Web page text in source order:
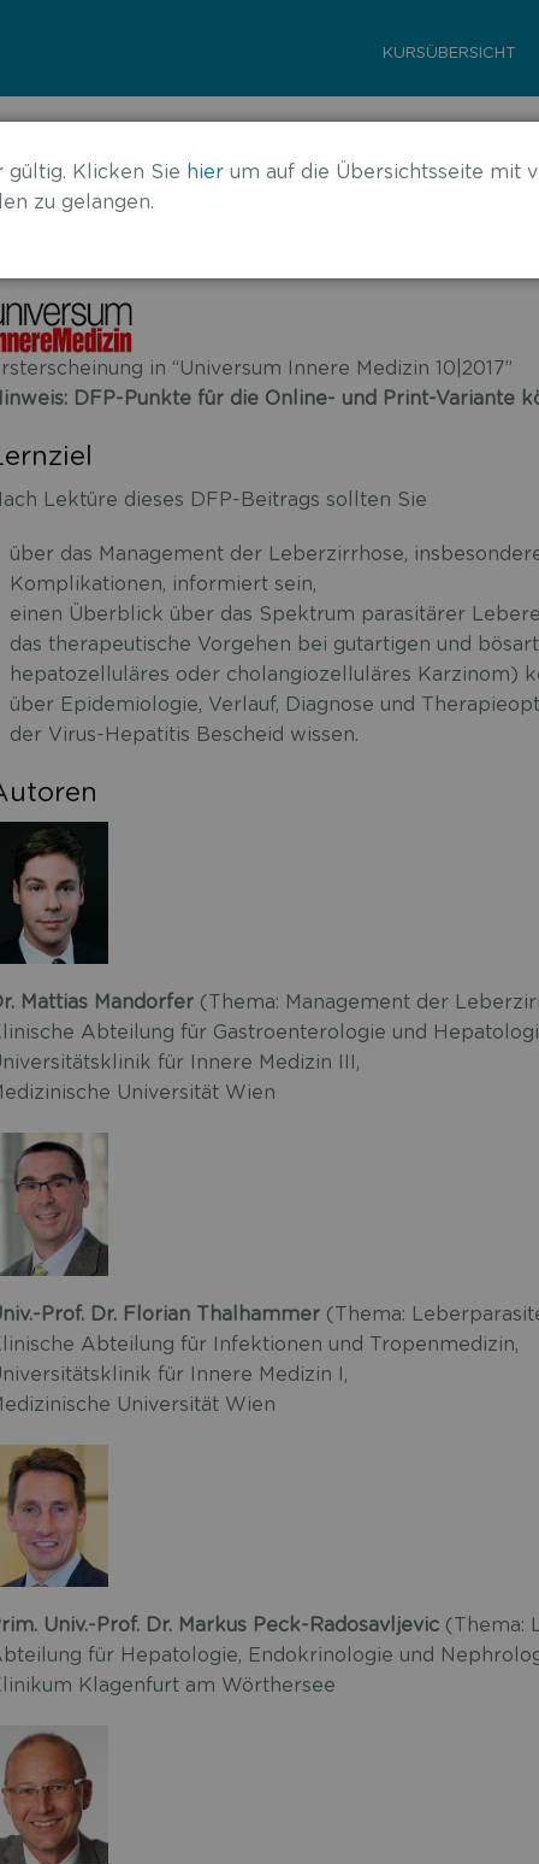
KURSÜBERSICHT
– Leber
in “Universum Innere Medizin 10|2017”
DFP-Punkte für die Online- und Print-Variante
Lektüre dieses DFP-Beitrags sollten Sie
über das Management der Leberzirrhose,
Komplikationen, informiert sein,
einen Überblick über das Spektrum parasitärer
das therapeutische Vorgehen bei gutartigen und
hepatozelluläres oder cholangiozelluläres Karzinom)
über Epidemiologie, Verlauf, Diagnose und
der Virus-Hepatitis Bescheid wissen.
Mattias Mandorfer (Thema: Management der
Abteilung für Gastroenterologie und
für Innere Medizin III,
Universität Wien
Prof. Dr. Florian Thalhammer (Thema:
Abteilung für Infektionen und Tropenmedizin,
für Innere Medizin I,
Universität Wien
Univ.-Prof. Dr. Markus Peck-Radosavljevic (Thema:
für Hepatologie, Endokrinologie und
Klagenfurt am Wörthersee
gültig. Klicken Sie hierum auf die Übersichtsseite mit
zu gelangen.